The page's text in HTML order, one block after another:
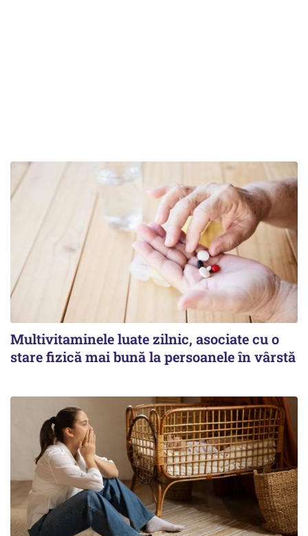
Multivitaminele luate zilnic, asociate cu o
stare fizică mai bună la persoanele în vârstă